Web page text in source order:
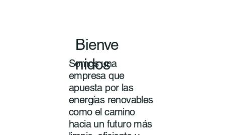
Bienve
nidos
Somos una
empresa que
apuesta por las
energías renovables
como el camino
hacia un futuro más